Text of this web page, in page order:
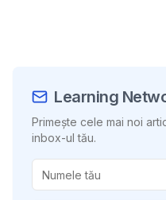
Learning
Primește cele mai noi
inbox-ul tău.